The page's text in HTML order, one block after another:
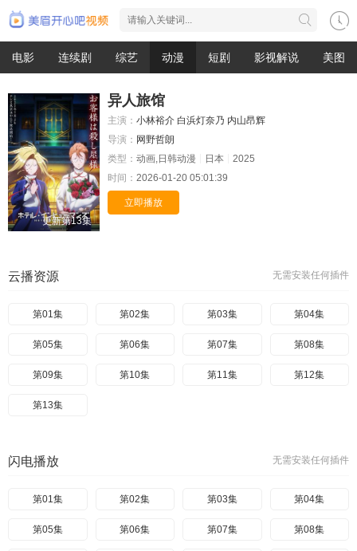
电影 连续剧 综艺 动漫 短剧 影视解说 美图
更新第13集
异人旅馆
主演： 小林裕介 白浜灯奈乃 内山昂辉
导演： 网野哲朗
类型： 动画,日韩动漫 日本
2025
时间： 2026-01-20 05:01:39
立即播放
无需安装任何插件
云播资源
第01集 第02集 第03集 第04集
第05集 第06集 第07集 第08集
第09集 第10集 第11集 第12集
第13集
无需安装任何插件
闪电播放
第01集 第02集 第03集 第04集
第05集 第06集 第07集 第08集